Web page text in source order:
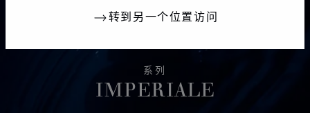
转到另一个位置访问
系列
IMPERIALE